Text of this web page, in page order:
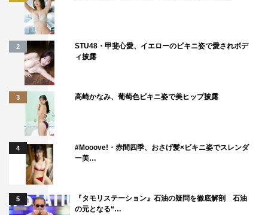
2
STU48・甲斐心愛、イエローのビキニ姿で愛されボデ
ィ披露
3 高崎かなみ、葡萄色ビキニ姿で美ヒップ披露
4
#Mooove!・赤間四季、おさげ髪×ビキニ姿でスレンダ
ー美…
5
『タモリステーション』石油の疑問を徹底解剖 石油
の元となる“…